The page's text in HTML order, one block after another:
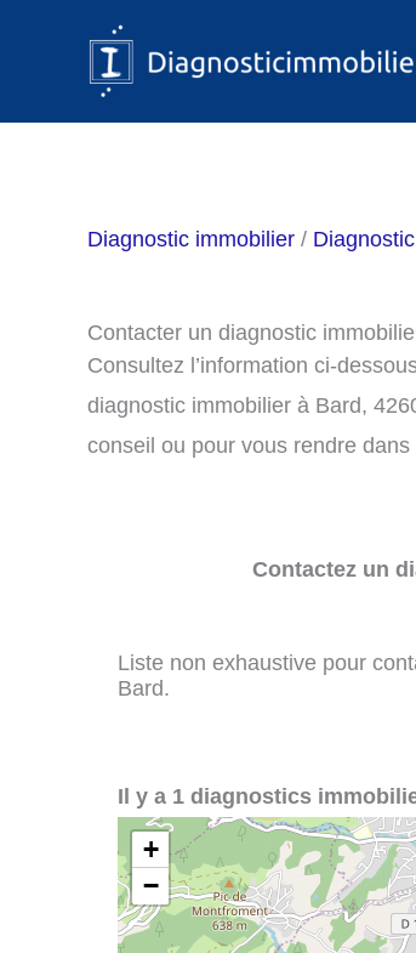
Diagnostic immobilier /
Contacter un diagnostic
Consultez l’information ci-
diagnostic immobilier à Bard,
conseil ou pour vous rendre
Contactez un
Liste non exhaustive pour
Bard.
Il y a 1 diagnostics
+
−